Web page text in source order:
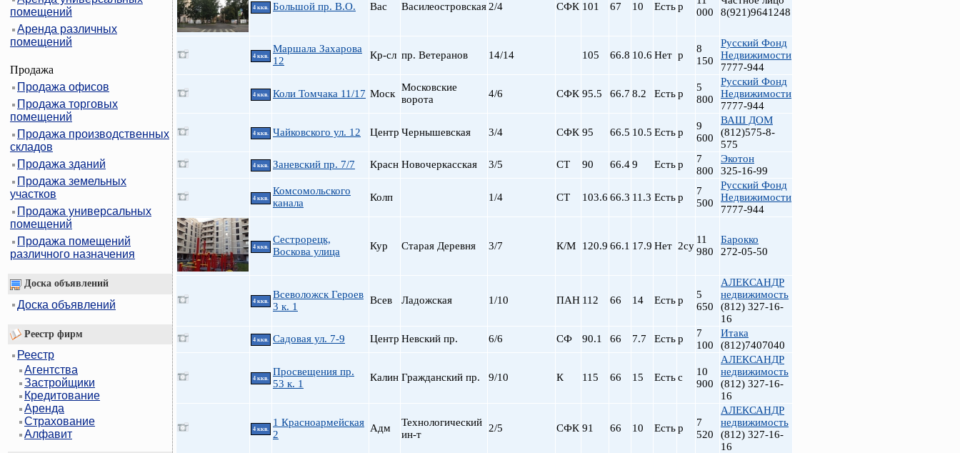
помещений
Аренда различных
помещений
Продажа
Продажа офисов
Продажа торговых
помещений
Продажа производственных
складов
Продажа зданий
Продажа земельных
участков
Продажа универсальных
помещений
Продажа помещений
различного назначения
Доска объявлений
Доска объявлений
Реестр фирм
Реестр
Агентства
Застройщики
Кредитование
Аренда
Страхование
Алфавит
Маяковская
Нарвская
Озерки
Парнас
Пионерская
пл. Ленина
пр. Большевиков
Пушкинская
Сенная пл.
4 ккв. Большой пр. В.О. Вас Василеостровская 2/4 СФК 101 67 10 Естьр
000
8(921)9641248
4 ккв.
Маршала Захарова
12
Кр-сл пр. Ветеранов 14/14 105 66.8 10.6 Нет р
8
150
Русский Фонд
Недвижимости
7777-944
4 ккв. Коли Томчака 11/17 Моск
Московские
ворота
4/6 СФК 95.5 66.7 8.2 Естьр
5
800
Русский Фонд
Недвижимости
7777-944
4 ккв. Чайковского ул. 12 Центр Чернышевская 3/4 СФК 95 66.5 10.5 Естьр
9
600
ВАШ ДОМ
(812)575-8-
575
4 ккв. Заневский пр. 7/7 Красн Новочеркасская 3/5 СТ 90 66.49 Естьр
7
800
Экотон
325-16-99
4 ккв.
Комсомольского
канала
Колп 1/4 СТ 103.6 66.3 11.3 Естьр
7
500
Русский Фонд
Недвижимости
7777-944
4 ккв.
Сестрорецк,
Воскова улица
Кур Старая Деревня 3/7 К/М 120.9 66.1 17.9 Нет 2су
11
980
Барокко
272-05-50
4 ккв.
Всеволожск Героев
3 к. 1
Всев Ладожская 1/10 ПАН 112 66 14 Естьр
5
650
АЛЕКСАНДР
недвижимость
(812) 327-16-
16
4 ккв. Садовая ул. 7-9 Центр Невский пр. 6/6 СФ 90.1 66 7.7 Естьр
7
100
Итака
(812)7407040
4 ккв.
Просвещения пр.
53 к. 1
Калин Гражданский пр. 9/10 К 115 66 15 Естьс
10
900
АЛЕКСАНДР
недвижимость
(812) 327-16-
16
4 ккв.
1 Красноармейская
2
Адм
Технологический
ин-т
2/5 СФК 91 66 10 Естьр
7
520
АЛЕКСАНДР
недвижимость
(812) 327-16-
16